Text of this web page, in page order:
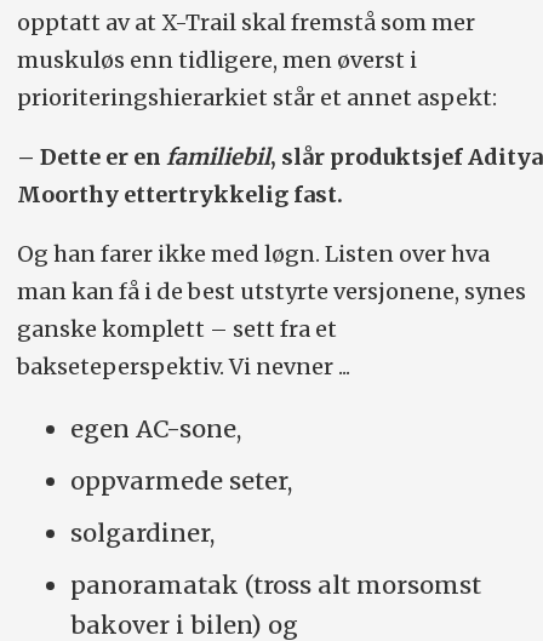
opptatt av at X-Trail skal fremstå som mer
muskuløs enn tidligere, men øverst i
prioriteringshierarkiet står et annet aspekt:
– Dette er en familiebil, slår produktsjef Aditya
Moorthy ettertrykkelig fast.
Og han farer ikke med løgn. Listen over hva
man kan få i de best utstyrte versjonene, synes
ganske komplett – sett fra et
bakseteperspektiv. Vi nevner ...
egen AC-sone,
oppvarmede seter,
solgardiner,
panoramatak (tross alt morsomst
bakover i bilen) og